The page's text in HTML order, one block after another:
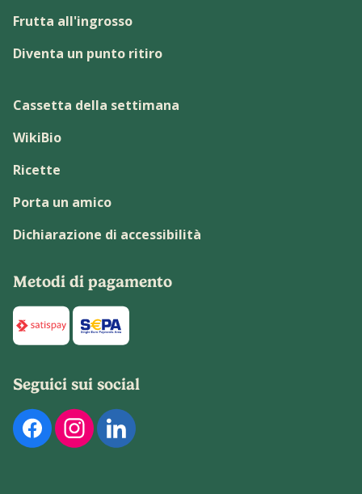
Frutta all'ingrosso
Diventa un punto ritiro
Cassetta della settimana
WikiBio
Ricette
Porta un amico
Dichiarazione di accessibilità
Metodi di pagamento
Di seguito sono elencati i metodi di pagamento
Seguici sui social
Di seguito sono elencati i nostri profili social ufficiali.